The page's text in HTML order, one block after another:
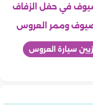
في حفل الزفاف
وممر العروس
سيارة العروس
حفل الزفاف.. دليل